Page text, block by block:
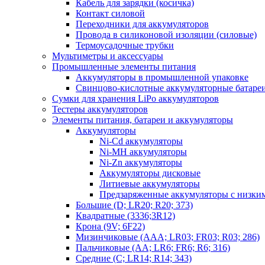
Кабель для зарядки (косичка)
Контакт силовой
Переходники для аккумуляторов
Провода в силиконовой изоляции (силовые)
Термоусадочные трубки
Мультиметры и аксессуары
Промышленные элементы питания
Аккумуляторы в промышленной упаковке
Свинцово-кислотные аккумуляторные
Сумки для хранения LiPo аккумуляторов
Тестеры аккумуляторов
Элементы питания, батареи и аккумуляторы
Аккумуляторы
Ni-Cd аккумуляторы
Ni-MH аккумуляторы
Ni-Zn аккумуляторы
Аккумуляторы дисковые
Литиевые аккумуляторы
Предзаряженные аккумуляторы с
Большие (D; LR20; R20; 373)
Квадратные (3336;3R12)
Крона (9V; 6F22)
Мизинчиковые (AAA; LR03; FR03; R03; 286)
Пальчиковые (AA; LR6; FR6; R6; 316)
Средние (C; LR14; R14; 343)